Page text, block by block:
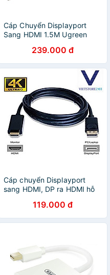
Cáp Chuyển Displayport
Sang HDMI 1.5M Ugreen
239.000 đ
Cáp chuyển Displayport
sang HDMI, DP ra HDMI hỗ
cáp dài 1m8119.000 đ